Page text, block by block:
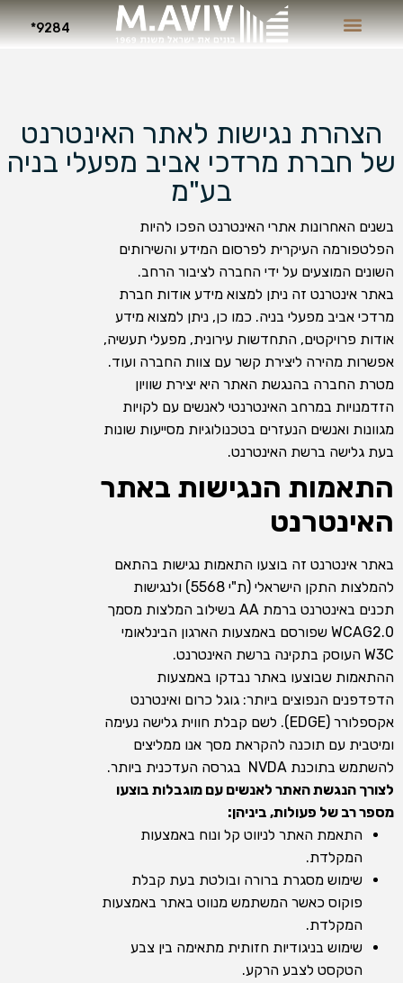
9284*
הצהרת נגישות לאתר האינטרנט
של חברת מרדכי אביב מפעלי בניה
בע"מ
בשנים האחרונות אתרי האינטרנט הפכו להיות
הפלטפורמה העיקרית לפרסום המידע והשירותים
השונים המוצעים על ידי החברה לציבור הרחב.
באתר אינטרנט זה ניתן למצוא מידע אודות חברת
מרדכי אביב מפעלי בניה. כמו כן, ניתן למצוא מידע
אודות פרויקטים, התחדשות עירונית, מפעלי תעשיה,
אפשרות מהירה ליצירת קשר עם צוות החברה ועוד.
מטרת החברה בהנגשת האתר היא יצירת שוויון
הזדמנויות במרחב האינטרנטי לאנשים עם לקויות
מגוונות ואנשים הנעזרים בטכנולוגיות מסייעות שונות
בעת גלישה ברשת האינטרנט.
התאמות הנגישות באתר
האינטרנט
באתר אינטרנט זה בוצעו התאמות נגישות בהתאם
להמלצות התקן הישראלי (ת"י 5568) ולנגישות
תכנים באינטרנט ברמת AA בשילוב המלצות מסמך
WCAG2.0 שפורסם באמצעות הארגון הבינלאומי
W3C העוסק בתקינה ברשת האינטרנט.
ההתאמות שבוצעו באתר נבדקו באמצעות
הדפדפנים הנפוצים ביותר: גוגל כרום ואינטרנט
אקספלורר (EDGE). לשם קבלת חווית גלישה נעימה
ומיטבית עם תוכנה להקראת מסך אנו ממליצים
להשתמש בתוכנת NVDA בגרסה העדכנית ביותר.
לצורך הנגשת האתר לאנשים עם מוגבלות בוצעו
מספר רב של פעולות, ביניהן:
התאמת האתר לניווט קל ונוח באמצעות
המקלדת.
שימוש מסגרת ברורה ובולטת בעת קבלת
פוקוס כאשר המשתמש מנווט באתר באמצעות
המקלדת.
שימוש בניגודיות חזותית מתאימה בין צבע
הטקסט לצבע הרקע.